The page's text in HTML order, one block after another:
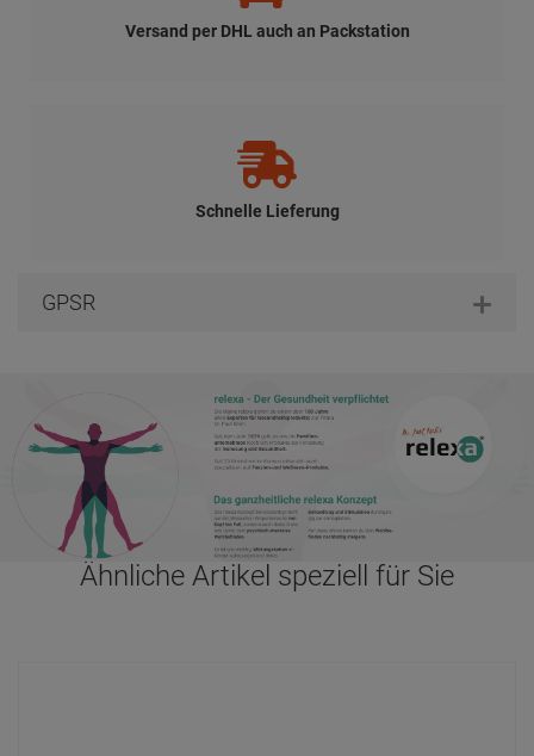
Versand per DHL auch an Packstation
Schnelle Lieferung
GPSR
Ähnliche Artikel speziell für Sie